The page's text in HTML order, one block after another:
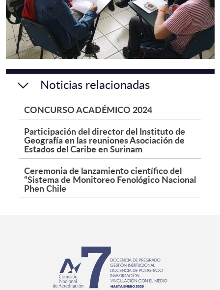
Noticias relacionadas
CONCURSO ACADÉMICO 2024
Participación del director del Instituto de
Geografía en las reuniones Asociación de
Estados del Caribe en Surinam
Ceremonia de lanzamiento científico del
“Sistema de Monitoreo Fenológico Nacional
Phen Chile